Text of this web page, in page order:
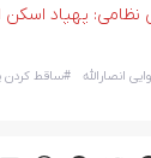
نظامی: پهپاد اسکن
انصارالله #ساقط کردن